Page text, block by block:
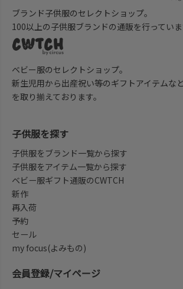
ブランド子供服のセレクトショップ。
100以上の子供服ブランドの通販を行っていま
ベビー服のセレクトショップ。
新生児用から出産祝い等のギフトアイテムな
を取り揃えております。
子供服を探す
子供服をブランド一覧から探す
子供服をアイテム一覧から探す
ベビー服ギフト通販のCWTCH
新作
再入荷
予約
セール
my focus(よみもの)
会員登録/マイページ